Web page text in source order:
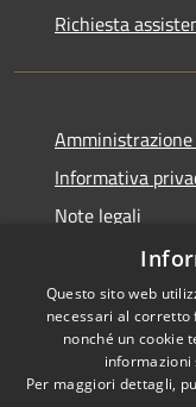
Richiesta
Informativa
Note legali
Dichiarazione di
RSS
Questo sito web
necessari al corretto
nonché un cookie
informazioni
Per maggiori dettagli,